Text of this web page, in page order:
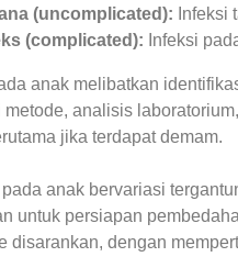
(uncomplicated): Infeksi
(complicated): Infeksi
anak melibatkan
analisis
jika terdapat demam.
anak bervariasi
untuk persiapan
disarankan, dengan